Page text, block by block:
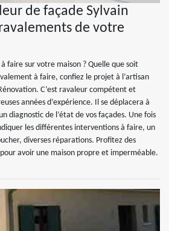
de façade Sylvain
de votre
faire sur votre maison ? Quelle que soit
à faire, confiez le projet à l’artisan
C’est ravaleur compétent et
années d’expérience. Il se déplacera à
diagnostic de l’état de vos façades. Une fois
les différentes interventions à faire, un
diverses réparations. Profitez des
avoir une maison propre et imperméable.